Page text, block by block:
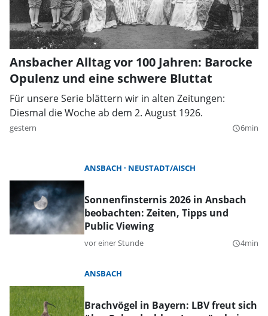
Ansbacher Alltag vor 100 Jahren: Barocke
Opulenz und eine schwere Bluttat
Für unsere Serie blättern wir in alten Zeitungen:
Diesmal die Woche ab dem 2. August 1926.
gestern query_builder6min
ANSBACH NEUSTADT/AISCH
Sonnenfinsternis 2026 in Ansbach
beobachten: Zeiten, Tipps und
Public Viewing
vor einer Stunde query_builder4min
ANSBACH
Brachvögel in Bayern: LBV freut sich